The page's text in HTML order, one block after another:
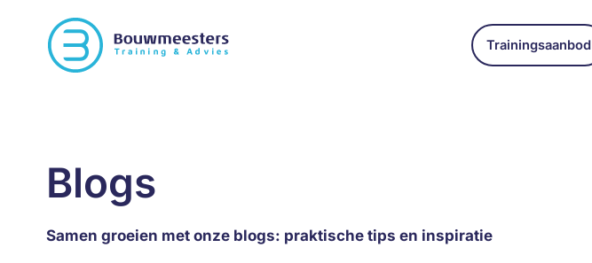
Trainingsaanbod
Blogs
Samen groeien met onze blogs: praktische tips en inspiratie